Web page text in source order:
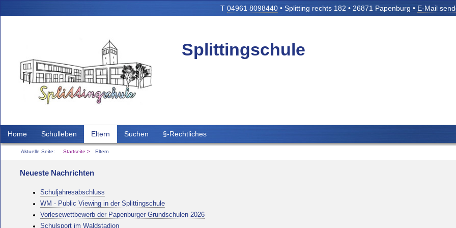
T 04961 8098440 • Splitting rechts 182 • 26871 Papenburg • E-Mail
Splittingschule
Home Schulleben Eltern Suchen §-Rechtliches
Aktuelle Seite: Startseite Eltern
Neueste Nachrichten
Schuljahresabschluss
WM - Public Viewing in der Splittingschule
Vorlesewettbewerb der Papenburger Grundschulen 2026
Schulsport im Waldstadion